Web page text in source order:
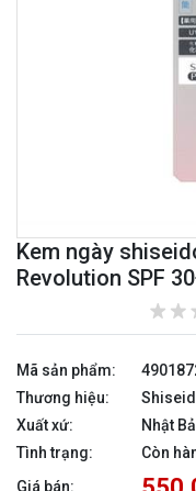
Kem ngày
Revolution SPF
Mã sản phẩm:
Thương hiệu:
Xuất xứ:
Nhật
Tình trạng:
Còn
Giá bán: